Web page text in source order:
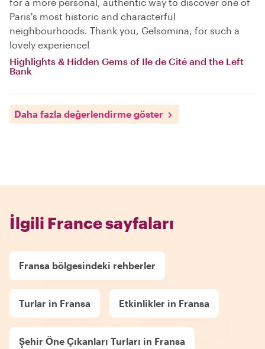
Paris's most historic and characterful
neighbourhoods. Thank you, Gelsomina, for such a
lovely experience!
Highlights & Hidden Gems of Ile de Cité and the Left
Bank
Daha fazla değerlendirme göster
İlgili France sayfaları
Fransa bölgesindeki rehberler
Turlar in Fransa Etkinlikler in Fransa
Şehir Öne Çıkanları Turları in Fransa